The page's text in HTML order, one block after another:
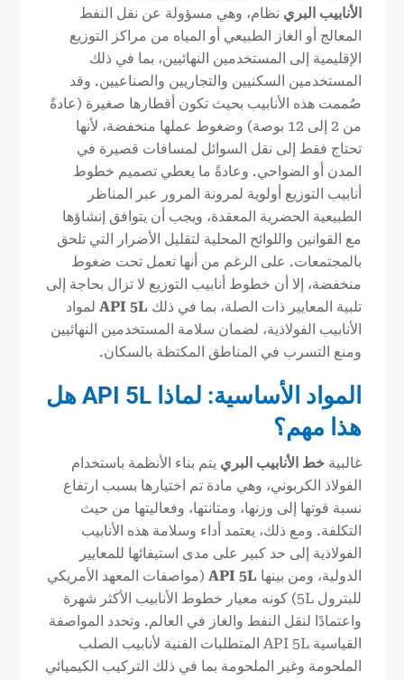
الأنابيب البري نظام، وهي مسؤولة عن نقل النفط
المعالج أو الغاز الطبيعي أو المياه من مراكز التوزيع
الإقليمية إلى المستخدمين النهائيين، بما في ذلك
المستخدمين السكنيين والتجاريين والصناعيين. وقد
صُممت هذه الأنابيب بحيث تكون أقطارها صغيرة (عادةً
من 2 إلى 12 بوصة) وضغوط عملها منخفضة، لأنها
تحتاج فقط إلى نقل السوائل لمسافات قصيرة في
المدن أو الضواحي. وعادةً ما يعطي تصميم خطوط
أنابيب التوزيع أولوية لمرونة المرور عبر المناظر
الطبيعية الحضرية المعقدة، ويجب أن يتوافق إنشاؤها
مع القوانين واللوائح المحلية لتقليل الأضرار التي تلحق
بالمجتمعات. على الرغم من أنها تعمل تحت ضغوط
منخفضة، إلا أن خطوط أنابيب التوزيع لا تزال بحاجة إلى
تلبية المعايير ذات الصلة، بما في ذلك API 5L لمواد
الأنابيب الفولاذية، لضمان سلامة المستخدمين النهائيين
ومنع التسرب في المناطق المكتظة بالسكان.
المواد الأساسية: لماذاAPI 5L هل
هذا مهم؟
غالبيةخط الأنابيب البري يتم بناء الأنظمة باستخدام
الفولاذ الكربوني، وهي مادة تم اختيارها بسبب ارتفاع
نسبة قوتها إلى وزنها، ومتانتها، وفعاليتها من حيث
التكلفة. ومع ذلك، يعتمد أداء وسلامة هذه الأنابيب
الفولاذية إلى حد كبير على مدى استيفائها للمعايير
الدولية، ومن بينها API 5L (مواصفات المعهد الأمريكي
للبترول 5L) كونه معيار خطوط الأنابيب الأكثر شهرة
واعتمادًا لنقل النفط والغاز في العالم. وتحدد المواصفة
القياسية API 5L المتطلبات الفنية لأنابيب الصلب
الملحومة وغير الملحومة بما في ذلك التركيب الكيميائي